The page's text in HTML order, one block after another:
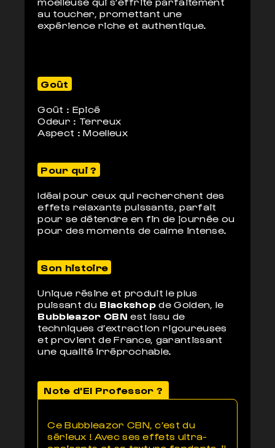
au toucher, promettant une
expérience riche et authentique.
Goût
Goût : Epicé
Odeur : Terreux
Aspect : Moelleux
Pour qui ?
Idéal pour ceux qui recherchent des
effets relaxants puissants, parfait
pour se détendre en fin de journée ou
pour des moments de calme intense.
Son histoire
Unique résine et produit le plus
puissant du Blackshop de Golden, le
Bubbleazor CBN est issu de
techniques d’extraction rigoureuses
et provient de France, garantissant
une qualité irréprochable.
Note d'El Professor ?
Ce Bubbleazor CBN, c’est du
sérieux ! Avec ses effets ultra-